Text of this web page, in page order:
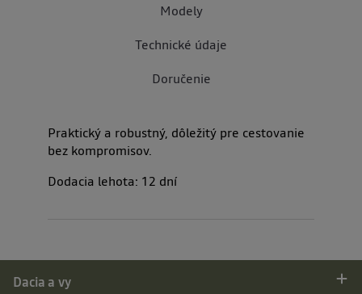
Modely
Technické údaje
Doručenie
Praktický a robustný, dôležitý pre cestovanie
bez kompromisov.
Dodacia lehota: 12 dní
Dacia a vy